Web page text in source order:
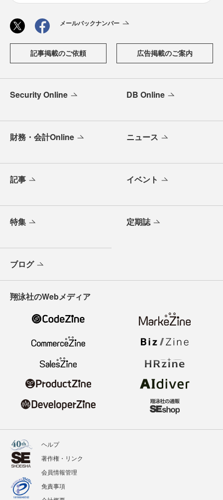
メールバックナンバー
記事掲載のご依頼 広告掲載のご案内
Security Online DB Online
財務・会計Online ニュース
記事 イベント
特集 定期誌
ブログ
翔泳社のWebメディア
ヘルプ
著作権・リンク
会員情報管理
免責事項